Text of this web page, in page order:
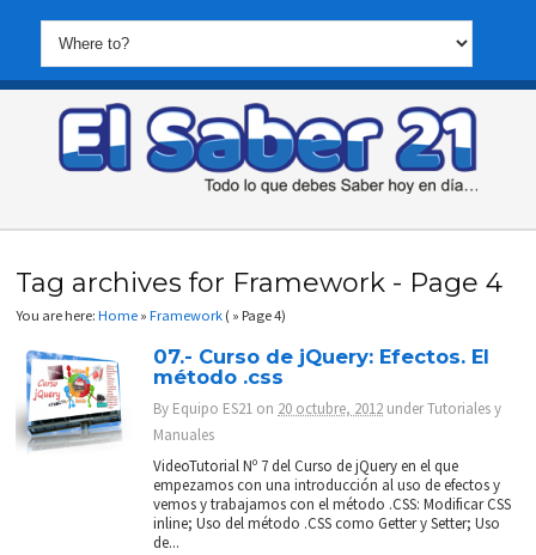
Tag archives for Framework - Page 4
You are here:Home »Framework ( » Page 4)
07.- Curso de jQuery: Efectos. El
método .css
By Equipo ES21 on 20 octubre, 2012 underTutoriales y
Manuales
VideoTutorial Nº 7 del Curso de jQuery en el que
empezamos con una introducción al uso de efectos y
vemos y trabajamos con el método .CSS: Modificar CSS
inline; Uso del método .CSS como Getter y Setter; Uso
de...